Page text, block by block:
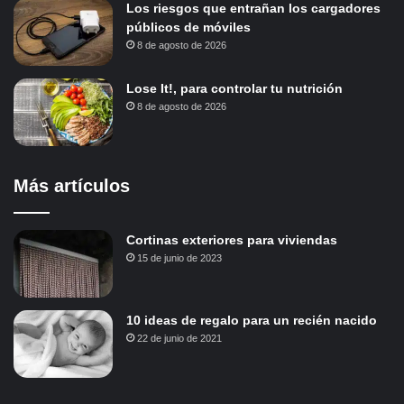
Los riesgos que entrañan los cargadores
públicos de móviles
8 de agosto de 2026
Lose It!, para controlar tu nutrición
8 de agosto de 2026
Más artículos
Cortinas exteriores para viviendas
15 de junio de 2023
10 ideas de regalo para un recién nacido
22 de junio de 2021